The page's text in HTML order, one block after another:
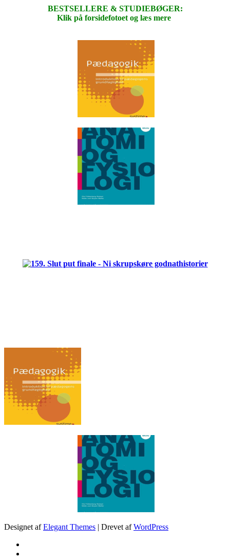
BESTSELLERE & STUDIEBØGER:
Klik på forsidefotoet og læs mere
Designet afElegant Themes | Drevet afWordPress